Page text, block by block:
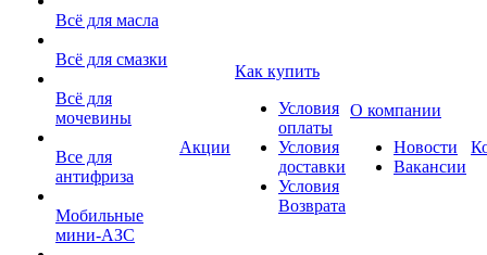
Всё для масла
Всё для смазки
Всё для
мочевины
Все для
антифриза
Мобильные
мини-АЗС
Акции
Как купить
Условия
оплаты
Условия
доставки
Условия
Возврата
О компании
Новости
Вакансии